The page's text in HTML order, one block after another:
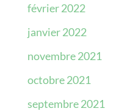
février 2022
janvier 2022
novembre 2021
octobre 2021
septembre 2021